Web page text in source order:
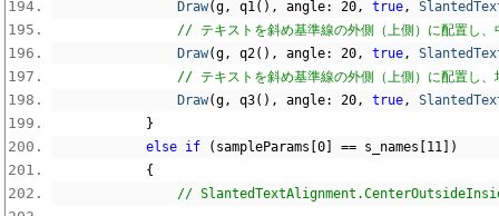
Draw(g, q1(), angle: 20, true,
// テキストを斜め基準線の外側（上側）に配置し
Draw(g, q2(), angle: 20, true,
// テキストを斜め基準線の外側（上側）に配置し
Draw(g, q3(), angle: 20, true,
}
else if ( sampleParams 0 == s_names 11 ])
{
// SlantedTextAlignment.CenterOutsideInside を